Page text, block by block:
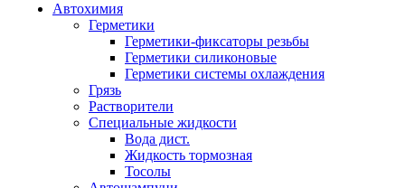
Автохимия
Герметики
Герметики-фиксаторы резьбы
Герметики силиконовые
Герметики системы охлаждения
Грязь
Растворители
Специальные жидкости
Вода дист.
Жидкость тормозная
Тосолы